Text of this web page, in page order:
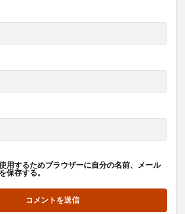
用するためブラウザーに自分の名前、メール
保存する。